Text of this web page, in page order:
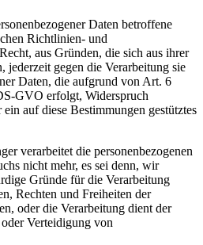
Daten betroffene
Richtlinien- und
aus Gründen, die sich aus ihrer
jederzeit gegen die Verarbeitung sie
Daten, die aufgrund von Art. 6
GVO erfolgt, Widerspruch
auf diese Bestimmungen gestütztes
verarbeitet die personenbezogenen
nicht mehr, es sei denn, wir
Gründe für die Verarbeitung
Rechten und Freiheiten der
oder die Verarbeitung dient der
Verteidigung von